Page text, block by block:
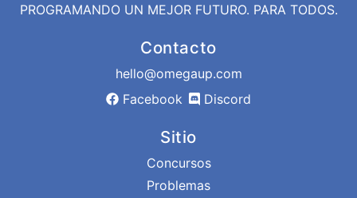
PROGRAMANDO UN MEJOR FUTURO. PARA TODOS.
Contacto
hello@omegaup.com
Facebook
Discord
Sitio
Concursos
Problemas